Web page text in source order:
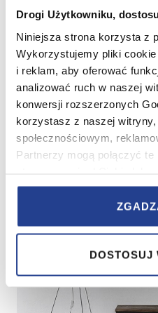
Drogi Użytkowniku,
Niniejsza strona korzysta z
Wykorzystujemy pliki
i reklam, aby oferować
analizować ruch w naszej
konwersji rozszerzonych
korzystasz z naszej
społecznościowym,
Partnerzy mogą połączyć
korzystania z ich usług.
zapewnienia prawidłowego
zapamiętania wybranych
wszelkich wyborów
wydajności Serwisu,
sposób użytkownicy
DOSTOSUJ
Źródło: Czterykaty.pl, Fot: